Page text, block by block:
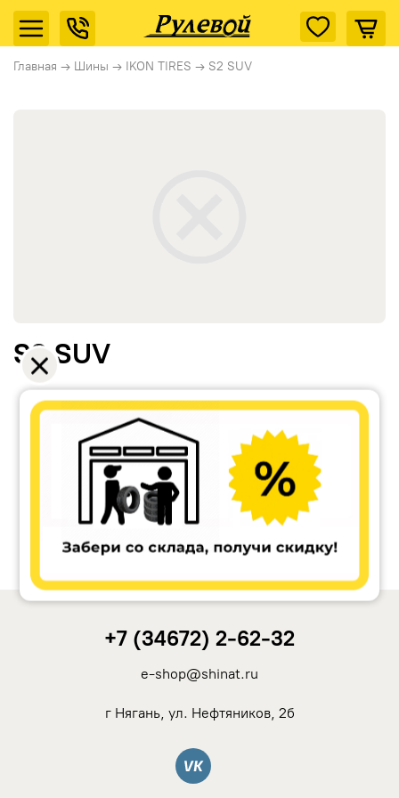
Главная → Шины → IKON TIRES → S2 SUV
Ikon Tyres (Nokian Tyres)
Rotalla
S2 SUV
+7 (34672) 2-62-32
e-shop@shinat.ru
г Нягань, ул. Нефтяников, 2б
Вконтакте